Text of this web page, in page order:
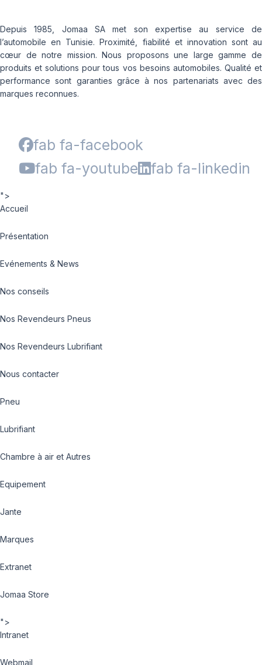
Depuis 1985, Jomaa SA met son expertise au service de
l’automobile en Tunisie. Proximité, fiabilité et innovation sont au
cœur de notre mission. Nous proposons une large gamme de
produits et solutions pour tous vos besoins automobiles. Qualité et
performance sont garanties grâce à nos partenariats avec des
marques reconnues.
fab fa-facebook
fab fa-youtube
fab fa-linkedin
">
Accueil
Présentation
Evénements & News
Nos conseils
Nos Revendeurs Pneus
Nos Revendeurs Lubrifiant
Nous contacter
Pneu
Lubrifiant
Chambre à air et Autres
Equipement
Jante
Marques
Extranet
Jomaa Store
">
Intranet
Webmail